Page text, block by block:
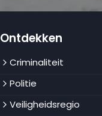
Ontdekken
Criminaliteit
Politie
Veiligheidsregio